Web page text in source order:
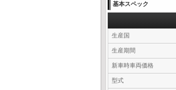
基本スペック
生産国
生産期間
新車時車両価格
型式